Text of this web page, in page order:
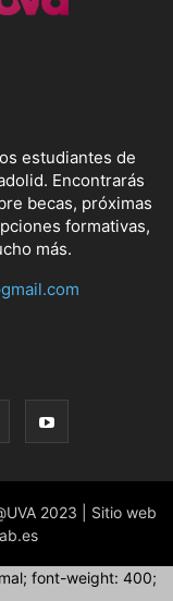
estudiantes de
Encontrarás
becas, próximas
formativas,
más.
2023 | Sitio web
font-weight: 400;